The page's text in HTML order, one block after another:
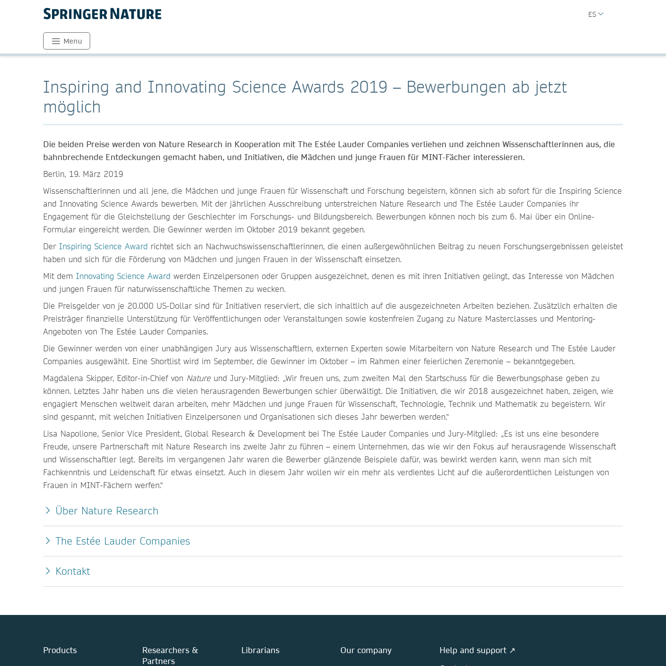
ES
Menu
Inspiring and Innovating Science Awards 2019 – Bewerbungen ab jetzt
möglich
Die beiden Preise werden von Nature Research in Kooperation mit The Estée Lauder Companies verliehen und zeichnen Wissenschaftlerinnen aus, die
bahnbrechende Entdeckungen gemacht haben, und Initiativen, die Mädchen und junge Frauen für MINT-Fächer interessieren.
Berlin, 19. März 2019
Wissenschaftlerinnen und all jene, die Mädchen und junge Frauen für Wissenschaft und Forschung begeistern, können sich ab sofort für die Inspiring Science
and Innovating Science Awards bewerben. Mit der jährlichen Ausschreibung unterstreichen Nature Research und The Estée Lauder Companies ihr
Engagement für die Gleichstellung der Geschlechter im Forschungs- und Bildungsbereich. Bewerbungen können noch bis zum 6. Mai über ein Online-
Formular eingereicht werden. Die Gewinner werden im Oktober 2019 bekannt gegeben.
Der Inspiring Science Award richtet sich an Nachwuchswissenschaftlerinnen, die einen außergewöhnlichen Beitrag zu neuen Forschungsergebnissen geleistet
haben und sich für die Förderung von Mädchen und jungen Frauen in der Wissenschaft einsetzen.
Mit dem Innovating Science Award werden Einzelpersonen oder Gruppen ausgezeichnet, denen es mit ihren Initiativen gelingt, das Interesse von Mädchen
und jungen Frauen für naturwissenschaftliche Themen zu wecken.
Die Preisgelder von je 20.000 US-Dollar sind für Initiativen reserviert, die sich inhaltlich auf die ausgezeichneten Arbeiten beziehen. Zusätzlich erhalten die
Preisträger finanzielle Unterstützung für Veröffentlichungen oder Veranstaltungen sowie kostenfreien Zugang zu Nature Masterclasses und Mentoring-
Angeboten von The Estée Lauder Companies.
Die Gewinner werden von einer unabhängigen Jury aus Wissenschaftlern, externen Experten sowie Mitarbeitern von Nature Research und The Estée Lauder
Companies ausgewählt. Eine Shortlist wird im September, die Gewinner im Oktober – im Rahmen einer feierlichen Zeremonie – bekanntgegeben.
Magdalena Skipper, Editor-in-Chief von Natureund Jury-Mitglied: „Wir freuen uns, zum zweiten Mal den Startschuss für die Bewerbungsphase geben zu
können. Letztes Jahr haben uns die vielen herausragenden Bewerbungen schier überwältigt. Die Initiativen, die wir 2018 ausgezeichnet haben, zeigen, wie
engagiert Menschen weltweit daran arbeiten, mehr Mädchen und junge Frauen für Wissenschaft, Technologie, Technik und Mathematik zu begeistern. Wir
sind gespannt, mit welchen Initiativen Einzelpersonen und Organisationen sich dieses Jahr bewerben werden.“
Lisa Napolione, Senior Vice President, Global Research & Development bei The Estée Lauder Companies und Jury-Mitglied: „Es ist uns eine besondere
Freude, unsere Partnerschaft mit Nature Research ins zweite Jahr zu führen – einem Unternehmen, das wie wir den Fokus auf herausragende Wissenschaft
und Wissenschaftler legt. Bereits im vergangenen Jahr waren die Bewerber glänzende Beispiele dafür, was bewirkt werden kann, wenn man sich mit
Fachkenntnis und Leidenschaft für etwas einsetzt. Auch in diesem Jahr wollen wir ein mehr als verdientes Licht auf die außerordentlichen Leistungen von
Frauen in MINT-Fächern werfen.“
Über Nature Research
The Estée Lauder Companies
Kontakt
Products
Researchers &
Partners
Librarians Our company
Help and support ↗